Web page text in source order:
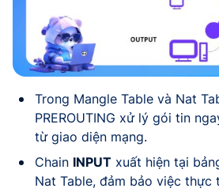
Trong Mangle Table và Nat
PREROUTING xử lý gói tin
từ giao diện mạng.
Chain INPUT xuất hiện tại
Nat Table, đảm bảo việc